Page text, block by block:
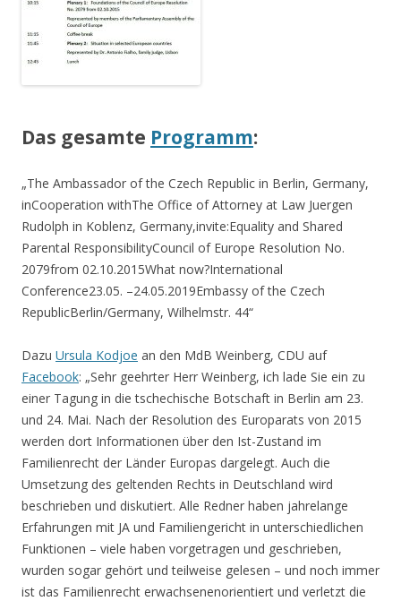
Das gesamte Programm:
„The Ambassador of the Czech Republic in Berlin, Germany,
inCooperation withThe Office of Attorney at Law Juergen
Rudolph in Koblenz, Germany,invite:Equality and Shared
Parental ResponsibilityCouncil of Europe Resolution No.
2079from 02.10.2015What now?International
Conference23.05. –24.05.2019Embassy of the Czech
RepublicBerlin/Germany, Wilhelmstr. 44“
Dazu Ursula Kodjoe an den MdB Weinberg, CDU auf
Facebook: „Sehr geehrter Herr Weinberg, ich lade Sie ein zu
einer Tagung in die tschechische Botschaft in Berlin am 23.
und 24. Mai. Nach der Resolution des Europarats von 2015
werden dort Informationen über den Ist-Zustand im
Familienrecht der Länder Europas dargelegt. Auch die
Umsetzung des geltenden Rechts in Deutschland wird
beschrieben und diskutiert. Alle Redner haben jahrelange
Erfahrungen mit JA und Familiengericht in unterschiedlichen
Funktionen – viele haben vorgetragen und geschrieben,
wurden sogar gehört und teilweise gelesen – und noch immer
ist das Familienrecht erwachsenenorientiert und verletzt die